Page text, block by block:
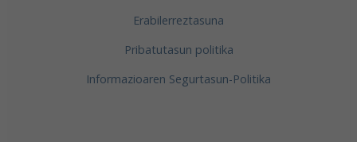
Erabilerreztasuna
Pribatutasun politika
Informazioaren Segurtasun-Politika